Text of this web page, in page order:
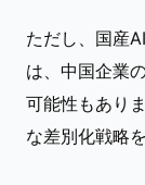
ただし、国産
は、中国企業
可能性もあり
な差別化戦略